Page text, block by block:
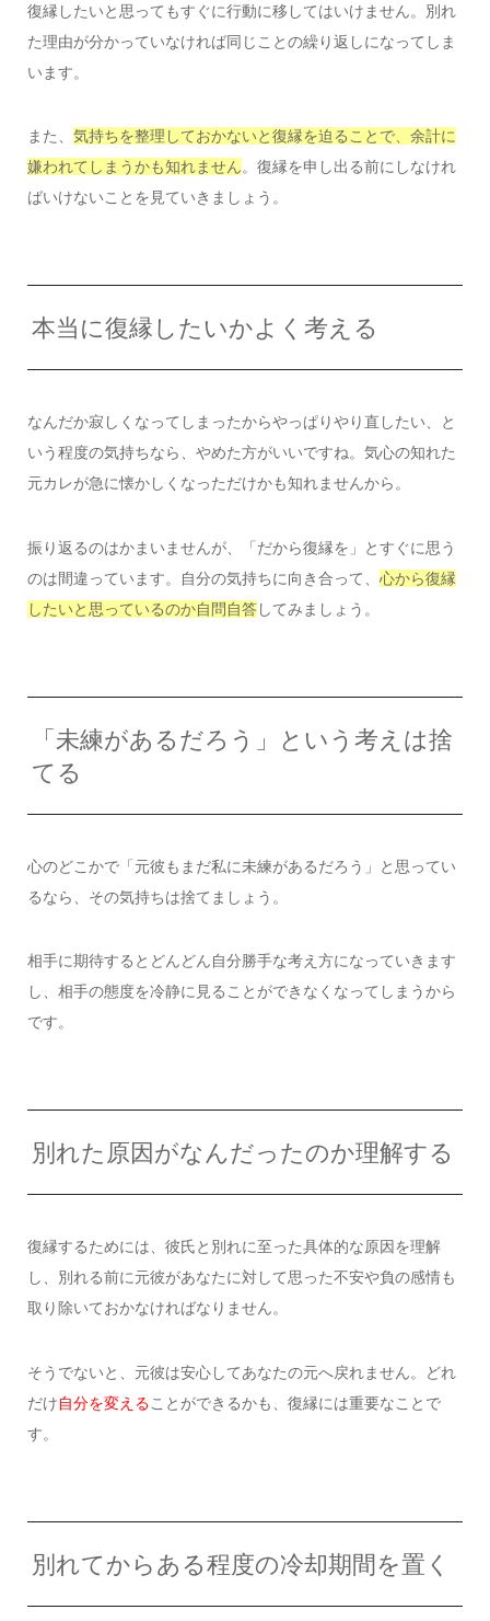
復縁したいと思ってもすぐに行動に移してはいけません。別れ
た理由が分かっていなければ同じことの繰り返しになってしま
います。
また、 気持ちを整理しておかないと復縁を迫ることで、余計に
嫌われてしまうかも知れません。復縁を申し出る前にしなけれ
ばいけないことを見ていきましょう。
本当に復縁したいかよく考える
なんだか寂しくなってしまったからやっぱりやり直したい、と
いう程度の気持ちなら、やめた方がいいですね。気心の知れた
元カレが急に懐かしくなっただけかも知れませんから。
振り返るのはかまいませんが、「だから復縁を」とすぐに思う
のは間違っています。自分の気持ちに向き合って、 心から復縁
したいと思っているのか自問自答してみましょう。
「未練があるだろう」という考えは捨
てる
心のどこかで「元彼もまだ私に未練があるだろう」と思ってい
るなら、その気持ちは捨てましょう。
相手に期待するとどんどん自分勝手な考え方になっていきます
し、相手の態度を冷静に見ることができなくなってしまうから
です。
別れた原因がなんだったのか理解する
復縁するためには、彼氏と別れに至った具体的な原因を理解
し、別れる前に元彼があなたに対して思った不安や負の感情も
取り除いておかなければなりません。
そうでないと、元彼は安心してあなたの元へ戻れません。どれ
だけ自分を変えることができるかも、復縁には重要なことで
す。
別れてからある程度の冷却期間を置く